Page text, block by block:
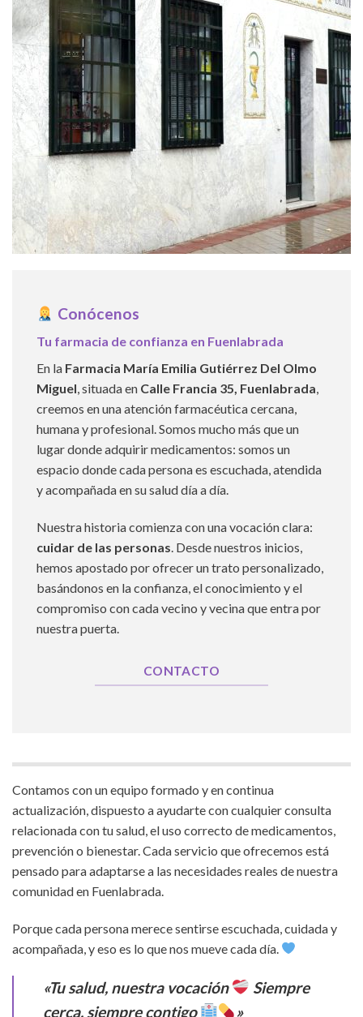
Conócenos
Tu farmacia de confianza en Fuenlabrada
En la Farmacia María Emilia Gutiérrez Del Olmo
Miguel, situada en Calle Francia 35, Fuenlabrada,
creemos en una atención farmacéutica cercana,
humana y profesional. Somos mucho más que un
lugar donde adquirir medicamentos: somos un
espacio donde cada persona es escuchada, atendida
y acompañada en su salud día a día.
Nuestra historia comienza con una vocación clara:
cuidar de las personas. Desde nuestros inicios,
hemos apostado por ofrecer un trato personalizado,
basándonos en la confianza, el conocimiento y el
compromiso con cada vecino y vecina que entra por
nuestra puerta.
CONTACTO
Contamos con un equipo formado y en continua
actualización, dispuesto a ayudarte con cualquier consulta
relacionada con tu salud, el uso correcto de medicamentos,
prevención o bienestar. Cada servicio que ofrecemos está
pensado para adaptarse a las necesidades reales de nuestra
comunidad en Fuenlabrada.
Porque cada persona merece sentirse escuchada, cuidada y
acompañada, y eso es lo que nos mueve cada día.
«Tu salud, nuestra vocación
Siempre
cerca, siempre contigo
»